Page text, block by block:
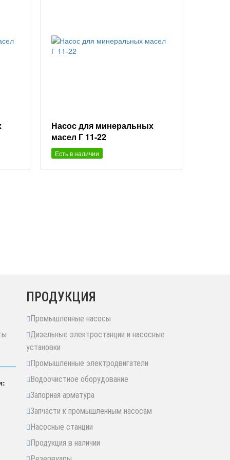
Насос для минеральных
масел Г 11-22
Есть в наличии
ПРОДУКЦИЯ
Промышленные насосы
Дизельные электростанции и насосные
установки
Промышленные электродвигатели
Водоочистное оборудование
Запорная арматура
Запчасти к промышленным насосам
Насосные станции
Продукция в наличии